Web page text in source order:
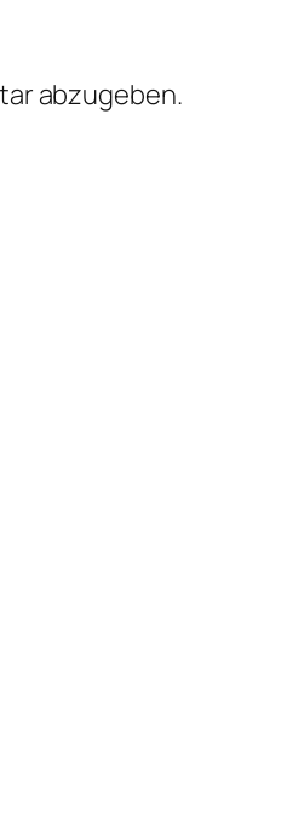
abzugeben.